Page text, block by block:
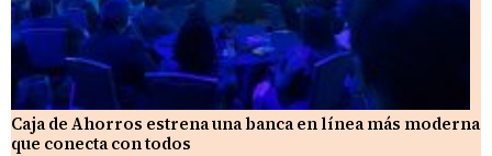
Caja de Ahorros estrena una banca en línea más moderna
que conecta con todos